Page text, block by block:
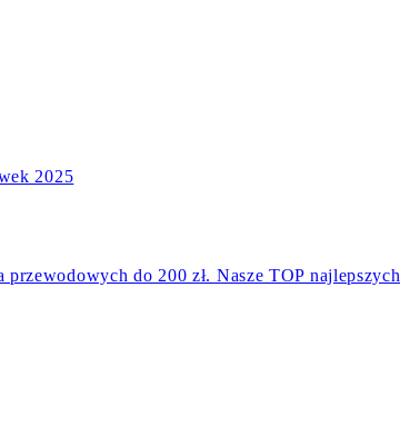
2025
przewodowych do 200 zł. Nasze TOP najlepszych